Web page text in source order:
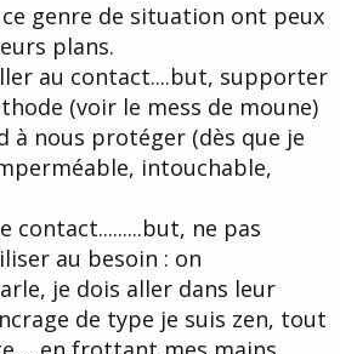
ce genre de situation ont peux
plans.
au contact....but, supporter
(voir le mess de moune)
à nous protéger (dès que je
intouchable,
contact.........but, ne pas
au besoin : on
je dois aller dans leur
de type je suis zen, tout